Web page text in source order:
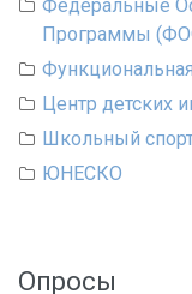
Федеральные
Программы
Центр детских
Школьный
ЮНЕСКО
Опросы